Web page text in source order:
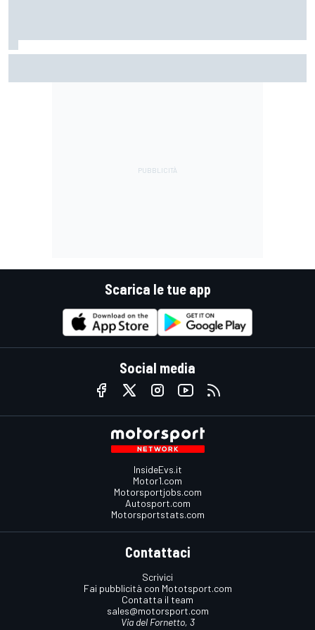
Scarica le tue app
Social media
InsideEvs.it
Motor1.com
Motorsportjobs.com
Autosport.com
Motorsportstats.com
Contattaci
Scrivici
Fai pubblicità con Mototsport.com
Contatta il team
sales@motorsport.com
Via del Fornetto, 3